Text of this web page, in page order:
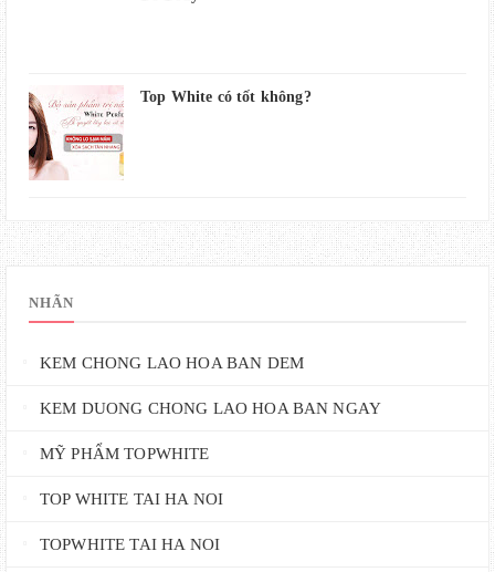
Top White có tốt không?
NHÃN
KEM CHONG LAO HOA BAN DEM
KEM DUONG CHONG LAO HOA BAN NGAY
MỸ PHẨM TOPWHITE
TOP WHITE TAI HA NOI
TOPWHITE TAI HA NOI